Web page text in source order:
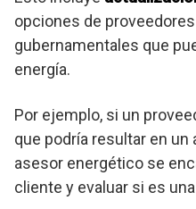
opciones de
gubernamentales que
energía.
Por ejemplo, si un
que podría resultar en un
asesor energético se
cliente y evaluar si es